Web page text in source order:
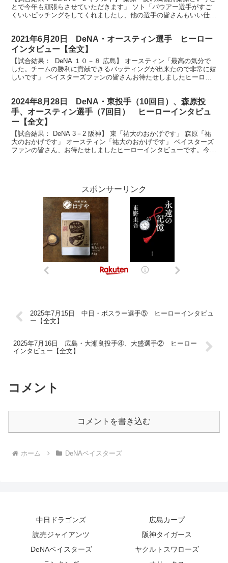
とで今年も頑張らさせていただきます」 ソト「バウアー選手がすご
くいいピッチングをしてくれましたし、他の選手の皆さんもいい仕事
2021年6月20日 DeNA・オースティン選手 ヒーロー
インタビュー【全文】
【試合結果： DeNA １０－８ 広島】 オースティン「最高の気分で
した。チームの勝利に貢献できるバッティングが出来たので非常に嬉
しいです」 ベイスターズファンの皆さんお待たせしましたヒーロー
2024年8月28日 DeNA・東投手（10回目）、森原投
手、オースティン選手（7回目） ヒーローインタビュ
ー【全文】
【試合結果： DeNA 3－2 阪神】 東「祐大のおかげです」 森原「祐
大のおかげです」 オースティン「祐大のおかげです」 ベイスターズ
ファンの皆さん、お待たせしましたヒーローインタビューです。今日
スポンサーリンク
2025年7月15日 中日・ボスラー選手⑤ ヒーローインタビュ
ー【全文】
2025年7月16日 広島・大瀬良投手④、大盛選手② ヒーロー
インタビュー【全文】
コメント
コメントを書き込む
ホーム DeNAベイスターズ
中日ドラゴンズ
広島カープ
読売ジャイアンツ
阪神タイガース
DeNAベイスターズ
ヤクルトスワローズ